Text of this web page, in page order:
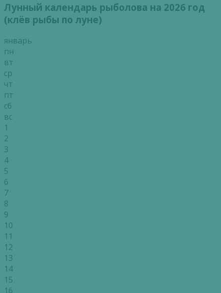
Лунный календарь рыболова на 2026 год
(клёв рыбы по луне)
январь
пн
вт
ср
чт
пт
сб
вс
1
2
3
4
5
6
7
8
9
10
11
12
13
14
15
16